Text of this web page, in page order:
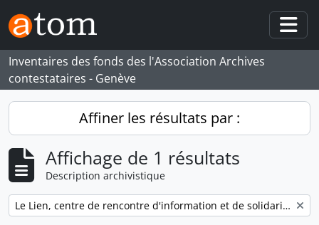
Skip to main content
Inventaires des fonds des l'Association Archives
contestataires - Genève
Affiner les résultats par :
Affichage de 1 résultats
Description archivistique
Remove filter: Le Lien, centre de rencontre d'information et de solidarité